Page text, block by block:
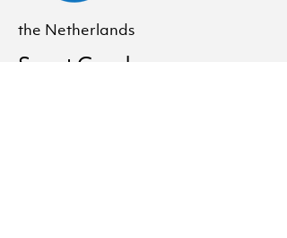
the Netherlands
Sport.Gouda